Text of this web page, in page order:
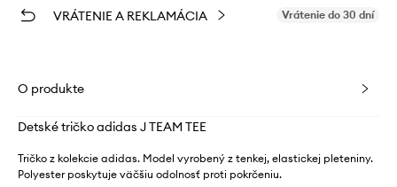
VRÁTENIE A REKLAMÁCIA Vrátenie do 30 dní
O produkte
Detské tričko adidas J TEAM TEE
Tričko z kolekcie adidas. Model vyrobený z tenkej, elastickej pleteniny.
Polyester poskytuje väčšiu odolnosť proti pokrčeniu.